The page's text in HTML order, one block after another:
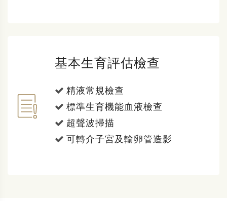
基本生育評估檢查
精液常規檢查
標準生育機能血液檢查
超聲波掃描
可轉介子宮及輸卵管造影